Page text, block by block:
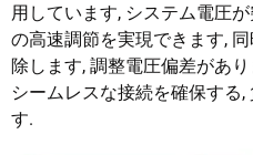
用しています, システム電圧
の高速調節を実現できます,
除します, 調整電圧偏差があ
シームレスな接続を確保する
す.